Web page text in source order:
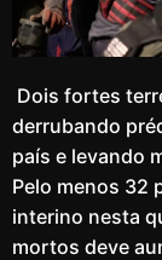
Dois fortes
derrubando
país e levando
Pelo menos 32
interino nesta
mortos deve